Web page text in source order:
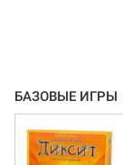
БАЗОВЫЕ ИГРЫ